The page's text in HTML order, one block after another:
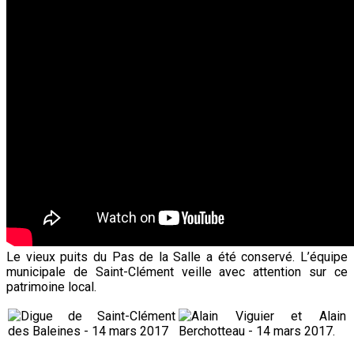
Le vieux puits du Pas de la Salle a été conservé. L’équipe
municipale de Saint-Clément veille avec attention sur ce
patrimoine local.